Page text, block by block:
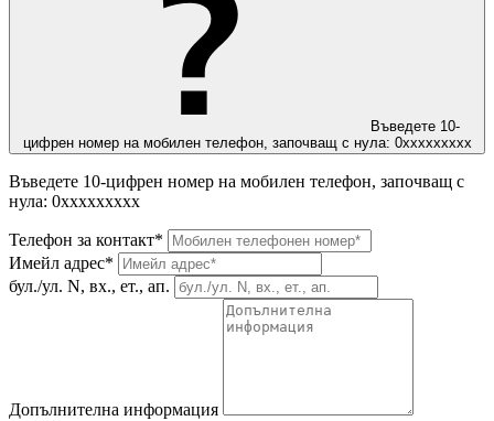
Въведете 10-
цифрен номер на мобилен телефон, започващ с нула: 0ххххххххх
Въведете 10-цифрен номер на мобилен телефон, започващ с
нула: 0ххххххххх
Телефон за контакт*
Имейл адрес*
бул./ул. N, вх., ет., ап.
Допълнителна информация